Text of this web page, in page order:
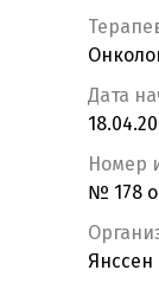
Дата
Номер
№ 178